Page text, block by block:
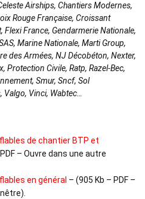
Airships, Chantiers Modernes,
Rouge Française, Croissant
Flexi France, Gendarmerie Nationale,
Marine Nationale, Marti Group,
des Armées, NJ Décobéton, Nexter,
Protection Civile, Ratp, Razel-Bec,
Smur, Sncf, Sol
Valgo, Vinci, Wabtec…
de chantier BTP et
– Ouvre dans une autre
en général – (905 Kb – PDF –